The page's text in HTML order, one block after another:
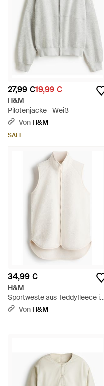
27,99 €19,99 €
H&M
Pilotenjacke - Weiß
Von H&M
SALE
34,99 €
H&M
Sportweste aus Teddyfleece in
Regular Fit - Weiß
Von H&M